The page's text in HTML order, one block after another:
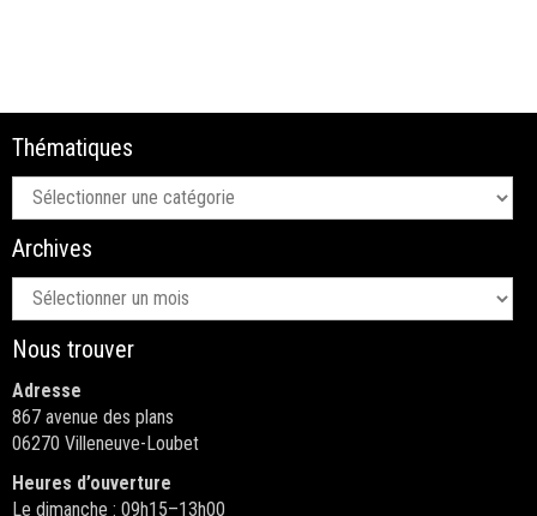
Thématiques
Thématiques
Archives
Archives
Nous trouver
Adresse
867 avenue des plans
06270 Villeneuve-Loubet
Heures d’ouverture
Le dimanche : 09h15–13h00